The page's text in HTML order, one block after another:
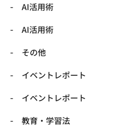
​AI活用術
​AI活用術
​その他
​イベントレポート
​イベントレポート
​教育・学習法